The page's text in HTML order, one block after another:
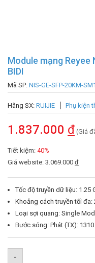
Module mạng Reyee
BIDI
Mã SP: NIS-GE-SFP-20KM-
Hãng SX: RUIJIE Phụ kiện
1.837.000 đ (Giá
Tiết kiệm: 40%
Giá website: 3.069.000 đ
Tốc độ truyền dữ liệu: 1.25
Khoảng cách truyền tối đa:
Loại sợi quang: Single
Bước sóng: Phát (TX):
-